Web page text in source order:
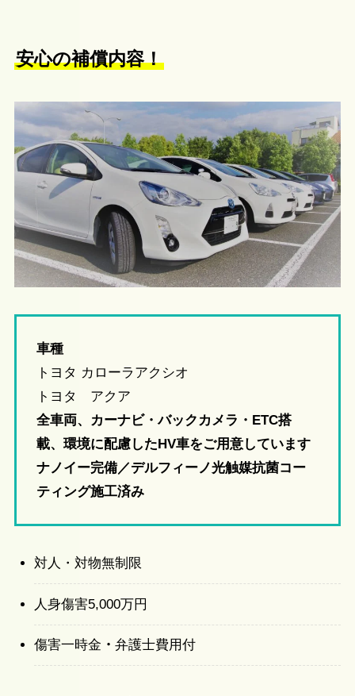
安心の補償内容！
車種
トヨタ カローラアクシオ
トヨタ アクア
全車両、カーナビ・バックカメラ・ETC搭
載、環境に配慮したHV車をご用意しています
ナノイー完備／デルフィーノ光触媒抗菌コー
ティング施工済み
対人・対物無制限
人身傷害5,000万円
傷害一時金 ・弁護士費用付